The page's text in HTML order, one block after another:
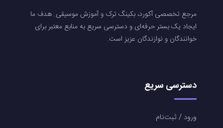
مرجع تخصصی آکورد، بکینگ ترک و آموزش موسیقی. هدف ما
ایجاد یک بستر حرفه‌ای و دسترسی سریع به منابع معتبر برای
خوانندگان و نوازندگان عزیز است.
دسترسی سریع
ورود / ثبت‌نام